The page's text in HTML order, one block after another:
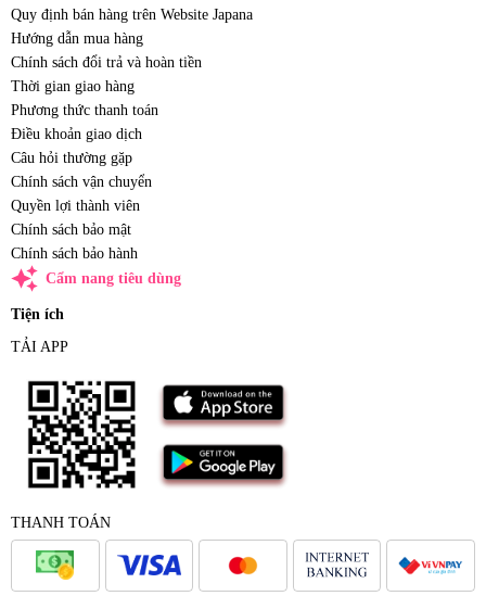
Quy định bán hàng trên Website Japana
Hướng dẫn mua hàng
Chính sách đổi trả và hoàn tiền
Thời gian giao hàng
Phương thức thanh toán
Điều khoản giao dịch
Câu hỏi thường gặp
Chính sách vận chuyển
Quyền lợi thành viên
Chính sách bảo mật
Chính sách bảo hành
auto_awesome Cẩm nang tiêu dùng
Tiện ích
TẢI APP
THANH TOÁN